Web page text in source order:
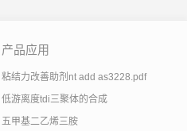
产品应用
粘结力改善助剂nt add as3228.pdf
低游离度tdi三聚体的合成
五甲基二乙烯三胺